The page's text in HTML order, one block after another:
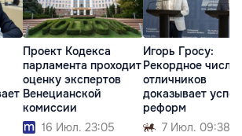
Проект Кодекса
парламента проходит
оценку экспертов
Венецианской
комиссии
16 Июл. 23:05
Игорь Гросу:
Рекордное число
отличников
доказывает успех
реформ
7 Июл. 09:38